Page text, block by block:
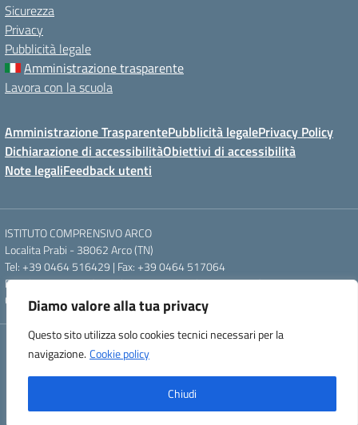
Diamo valore alla tua privacy
Questo sito utilizza solo cookies tecnici necessari per la
navigazione. Cookie policy
Chiudi
Sicurezza
Privacy
Pubblicità legale
Amministrazione trasparente
Lavora con la scuola
Amministrazione TrasparentePubblicità legalePrivacy Policy
Dichiarazione di accessibilitàObiettivi di accessibilità
Note legaliFeedback utenti
ISTITUTO COMPRENSIVO ARCO
Localita Prabi - 38062 Arco (TN)
Tel: +39 0464 516429 | Fax: +39 0464 517064
Email: segr.ic.arco@scuole.provincia.tn.it | PEC: ic.arco@pec.provincia.tn.it
Codice meccanografico: TNIC840005 | Codice fiscale: 93012960220
Concept & Design by Designers Italia